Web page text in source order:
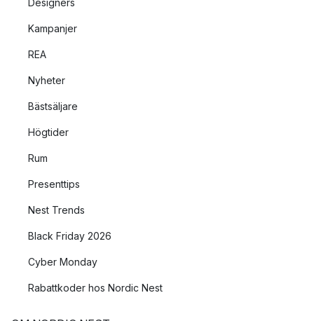
Designers
Kampanjer
REA
Nyheter
Bästsäljare
Högtider
Rum
Presenttips
Nest Trends
Black Friday 2026
Cyber Monday
Rabattkoder hos Nordic Nest